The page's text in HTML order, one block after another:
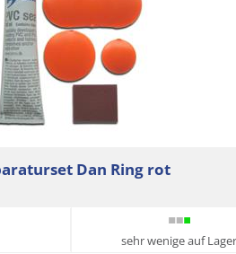
Dan Ring rot
sehr wenige auf Lager